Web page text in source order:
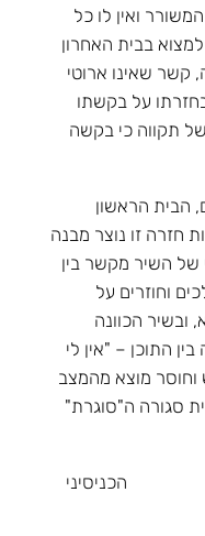
ואין לו כל
בבית האחרון
קשר שאינו ארוטי
על בקשתו
תקווה כי בקשה
הבית הראשון
חזרה זו נוצר מבנה
של השיר מקשר בין
וחוזרים על
ובשיר הכוונה
התוכן – "אין לי
וחוסר מוצא מהמצב
סגורה ה"סוגרת"